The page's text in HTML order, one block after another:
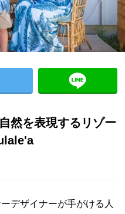
然を表現するリゾー
デザイナーが手がける人